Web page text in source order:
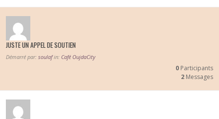
JUSTE UN APPEL DE SOUTIEN
Démarré par: soulaf in: Café OujdaCity
0 Participants
2 Messages